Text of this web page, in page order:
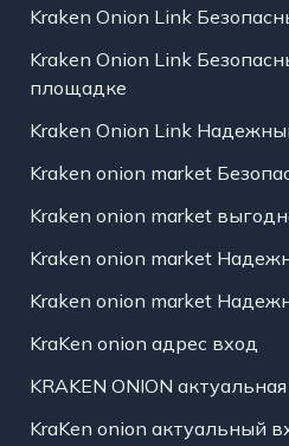
Kraken Onion Link
Kraken Onion Link
площадке
Kraken Onion Link
Kraken onion market
Kraken onion market
Kraken onion market
Kraken onion market
KraKen onion адрес вход
KRAKEN ONION
KraKen onion актуальный